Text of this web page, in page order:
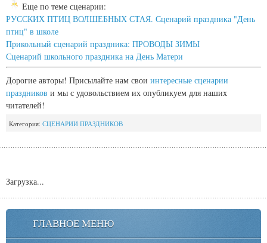
Еще по теме сценарии:
РУССКИХ ПТИЦ ВОЛШЕБНЫХ СТАЯ. Сценарий праздника "День
птиц" в школе
Прикольный сценарий праздника: ПРОВОДЫ ЗИМЫ
Сценарий школьного праздника на День Матери
Дорогие авторы! Присылайте нам свои интересные сценарии
праздников и мы с удовольствием их опубликуем для наших
читателей!
Категория: СЦЕНАРИИ ПРАЗДНИКОВ
Загрузка...
ГЛАВНОЕ МЕНЮ